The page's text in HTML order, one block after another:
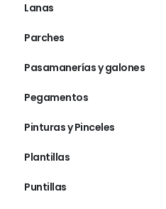
Lanas
Parches
Pasamanerías y galones
Pegamentos
Pinturas y Pinceles
Plantillas
Puntillas